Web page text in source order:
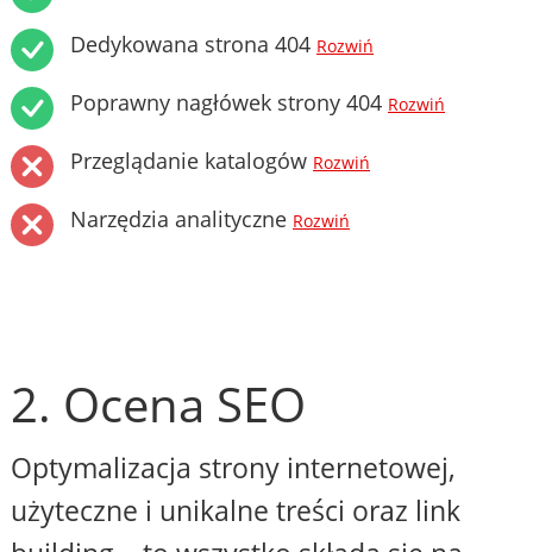
Dedykowana strona 404 Rozwiń
Poprawny nagłówek strony 404 Rozwiń
Przeglądanie katalogów Rozwiń
Narzędzia analityczne Rozwiń
2. Ocena SEO
Optymalizacja strony internetowej,
użyteczne i unikalne treści oraz link